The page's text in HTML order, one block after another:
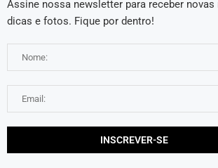
Assine nossa newsletter para receber novas
dicas e fotos. Fique por dentro!